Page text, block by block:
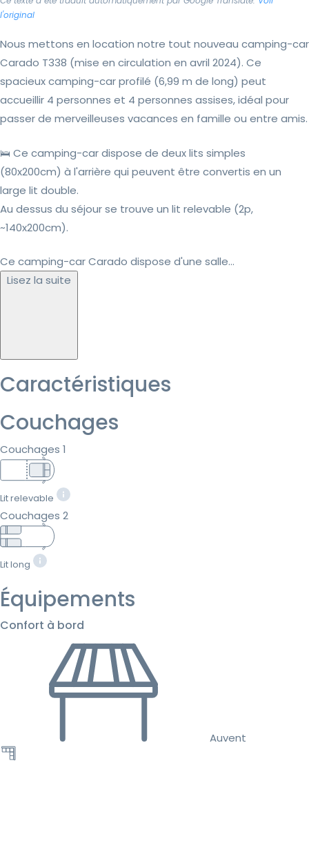
l'original
Nous mettons en location notre tout nouveau camping-car
Carado T338 (mise en circulation en avril 2024). Ce
spacieux camping-car profilé (6,99 m de long) peut
accueillir 4 personnes et 4 personnes assises, idéal pour
passer de merveilleuses vacances en famille ou entre amis.
🛌 Ce camping-car dispose de deux lits simples
(80x200cm) à l'arrière qui peuvent être convertis en un
large lit double.
Au dessus du séjour se trouve un lit relevable (2p,
~140x200cm).
Ce camping-car Carado dispose d'une salle...
Lisez la suite
Caractéristiques
Couchages
Couchages 1
Lit relevable
Couchages 2
Lit long
Équipements
Confort à bord
Auvent